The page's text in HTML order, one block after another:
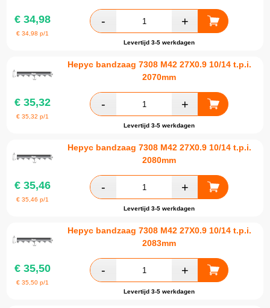
€ 34,98
€34,98 p/1
Levertijd 3-5 werkdagen
Hepyc bandzaag 7308 M42 27X0.9 10/14 t.p.i.
2070mm
€ 35,32
€35,32 p/1
Levertijd 3-5 werkdagen
Hepyc bandzaag 7308 M42 27X0.9 10/14 t.p.i.
2080mm
€ 35,46
€35,46 p/1
Levertijd 3-5 werkdagen
Hepyc bandzaag 7308 M42 27X0.9 10/14 t.p.i.
2083mm
€ 35,50
€35,50 p/1
Levertijd 3-5 werkdagen